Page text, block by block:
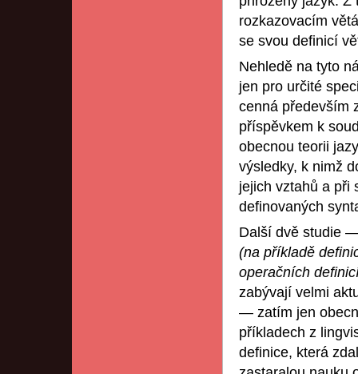
rozkazovacím
se svou definicí
Nehledě na tyto
jen pro určité
cenná především
příspěvkem k
obecnou teorii
výsledky, k nimž
jejich vztahů a při
definovaných
Další dvě studie
(na příkladě
operačních
zabývají velmi
— zatím jen
příkladech z
definice, která